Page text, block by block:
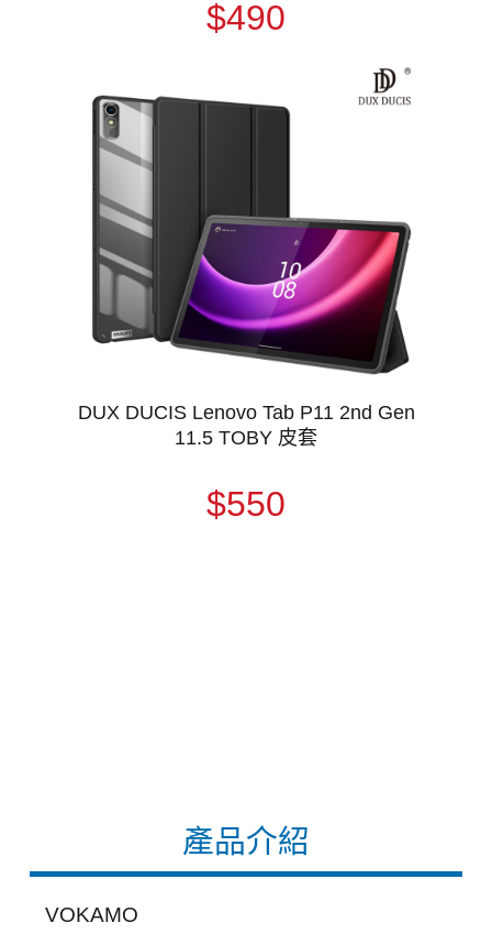
產品介紹
VOKAMO
$490
DUX DUCIS Lenovo Tab P11 2nd Gen
11.5 TOBY 皮套
$550